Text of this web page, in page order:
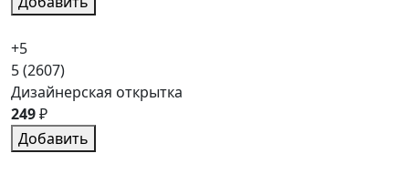
+5
5(2607)
Дизайнерская открытка
249₽
Добавить